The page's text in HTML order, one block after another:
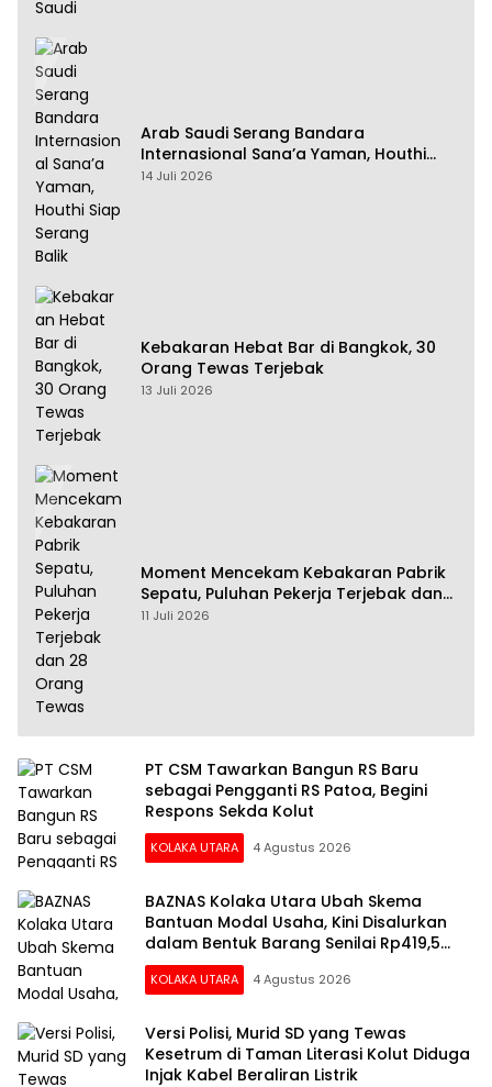
Arab Saudi Serang Bandara
Internasional Sana’a Yaman, Houthi
Siap Serang Balik
14 Juli 2026
Kebakaran Hebat Bar di Bangkok, 30
Orang Tewas Terjebak
13 Juli 2026
Moment Mencekam Kebakaran Pabrik
Sepatu, Puluhan Pekerja Terjebak dan
28 Orang Tewas
11 Juli 2026
PT CSM Tawarkan Bangun RS Baru
sebagai Pengganti RS Patoa, Begini
Respons Sekda Kolut
KOLAKA UTARA 4 Agustus 2026
BAZNAS Kolaka Utara Ubah Skema
Bantuan Modal Usaha, Kini Disalurkan
dalam Bentuk Barang Senilai Rp419,5
Juta
KOLAKA UTARA 4 Agustus 2026
Versi Polisi, Murid SD yang Tewas
Kesetrum di Taman Literasi Kolut Diduga
Injak Kabel Beraliran Listrik